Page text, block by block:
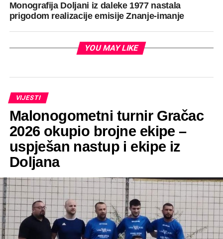
Monografija Doljani iz daleke 1977 nastala
prigodom realizacije emisije Znanje-imanje
YOU MAY LIKE
VIJESTI
Malonogometni turnir Gračac
2026 okupio brojne ekipe –
uspješan nastup i ekipe iz
Doljana